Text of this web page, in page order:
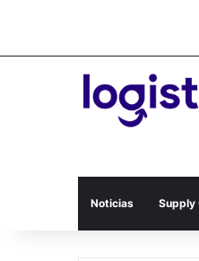
Noticias Supply